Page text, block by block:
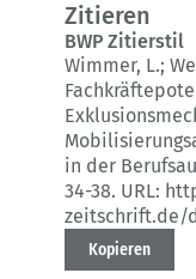
Zitieren
BWP Zitierstil
Wimmer, L.;
in der
34-38. URL:
zeitschrift.de/
Kopieren